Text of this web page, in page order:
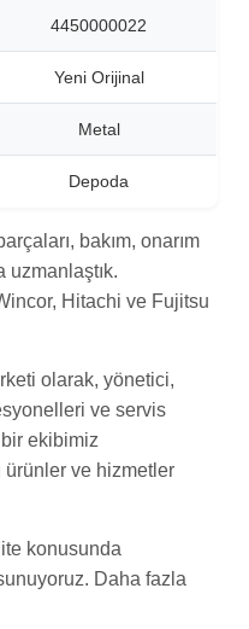
4450000022
Yeni Orijinal
Metal
Depoda
bakım, onarım
uzmanlaştık.
Hitachi ve Fujitsu
olarak, yönetici,
ve servis
ekibimiz
ve hizmetler
konusunda
Daha fazla